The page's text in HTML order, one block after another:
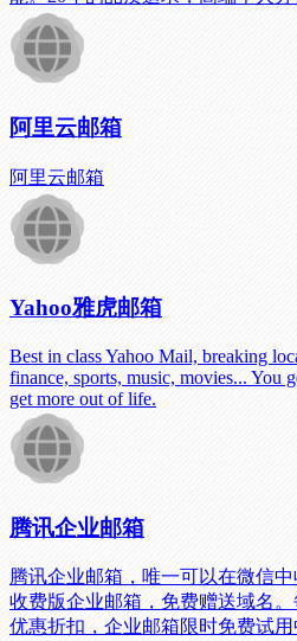
阿里云邮箱
阿里云邮箱
Yahoo雅虎邮箱
Best in class Yahoo Mail, breaking
finance, sports, music, movies... You
get more out of life.
腾讯企业邮箱
腾讯企业邮箱，唯一可以在微信
收费版企业邮箱，免费赠送域名
优惠折扣，企业邮箱限时免费试用